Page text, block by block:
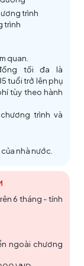
Hùng
(Formosa
ấn tượng, bắt
được bình
toàn cầu,
thành bởi
động lòng
gian yên
được chiêm
đáo ý nghĩa
văn hóa và
Quan công,
trải dài từ
đỏ truyền
thu hút bởi
Hùng
không gian
sự thật.
hoạt động
đèn bay lên
cả giấc mơ
hàng tỳ hưu,
(Chang
quốc gia
đá cẩm
đậm, hai bên
thư thái, yên
trình
trình
quan.
tối đa là
tuổi trở lên phụ
tùy theo hành
trình và
nhà nước.
6 tháng - tính
ngoài chương